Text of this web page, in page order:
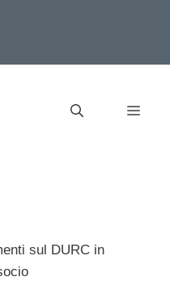
sul DURC in